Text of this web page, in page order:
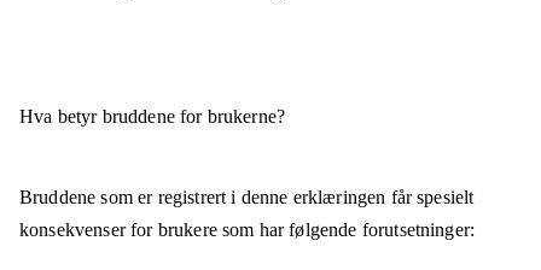
Hva betyr bruddene for brukerne?
Bruddene som er registrert i denne erklæringen får spesielt
konsekvenser for brukere som har følgende forutsetninger: